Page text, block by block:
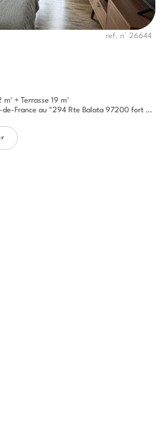
ref. n° 26644
+ Terrasse 19 m²
Balata 97200 fort de france", cet appartement vous invite...